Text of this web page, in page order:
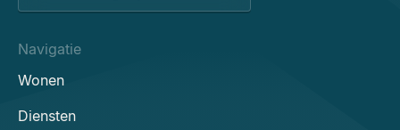
Navigatie
Wonen
Diensten